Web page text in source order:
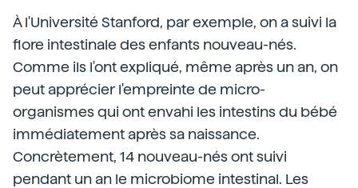
À l'Université Stanford, par exemple, on a suivi la
flore intestinale des enfants nouveau-nés.
Comme ils l'ont expliqué, même après un an, on
peut apprécier l'empreinte de micro-
organismes qui ont envahi les intestins du bébé
immédiatement après sa naissance.
Concrètement, 14 nouveau-nés ont suivi
pendant un an le microbiome intestinal. Les